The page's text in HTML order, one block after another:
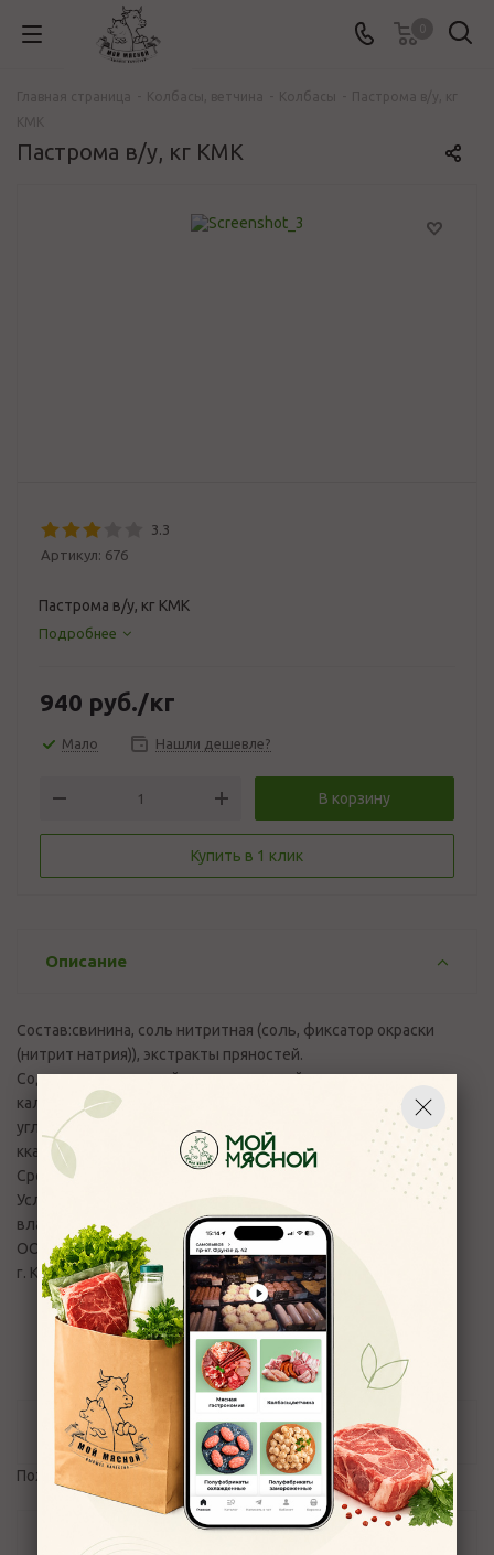
Пастрома в/у, кг КМК
3.3
Артикул: 676
Пастрома в/у, кг КМК
Подробнее
940 руб./кг
Мало Нашли дешевле?
В корзину
Купить в 1 клик
Описание
Состав:свинина, соль нитритная (соль, фиксатор окраски
(нитрит натрия)), экстракты пряностей.
Содержание пищевой, энергетической ценности,
калорийности на 100 гр продукта (белки, жиры,
углеводы):белок — 9,1 г, жир — 22,5 г; калорийность — 167
ккал/544 кДж.
Срок годности изделия в сутках: 30
Условия хранения: при t от 0° до +6°С и относительной
влажности воздуха не выше 75%.
ООО "Костромской мясокомбинат"
г. Кострома, ул. 2-ая Волжская, д 2
Отзывы
Пожалуйста, авторизуйтесь, чтобы оставить отзыв.